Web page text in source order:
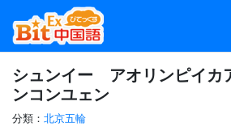
シュンイー アオリンピイ
ンコンユェン
分類： 北京五輪